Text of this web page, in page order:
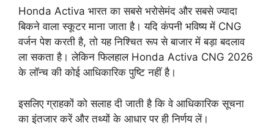
Honda Activa भारत का सबसे भरोसेमंद और सबसे ज्यादा
बिकने वाला स्कूटर माना जाता है। यदि कंपनी भविष्य में CNG
वर्जन पेश करती है, तो यह निश्चित रूप से बाजार में बड़ा बदलाव
ला सकता है। लेकिन फिलहाल Honda Activa CNG 2026
के लॉन्च की कोई आधिकारिक पुष्टि नहीं है।
इसलिए ग्राहकों को सलाह दी जाती है कि वे आधिकारिक सूचना
का इंतजार करें और तथ्यों के आधार पर ही निर्णय लें।